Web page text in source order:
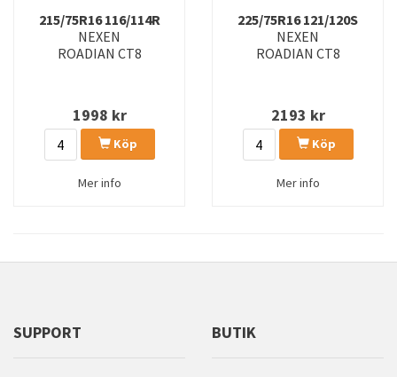
215/75R16 116/114R
NEXEN
ROADIAN CT8
1998 kr
Köp
Mer info
225/75R16 121/120S
NEXEN
ROADIAN CT8
2193 kr
Köp
Mer info
SUPPORT BUTIK